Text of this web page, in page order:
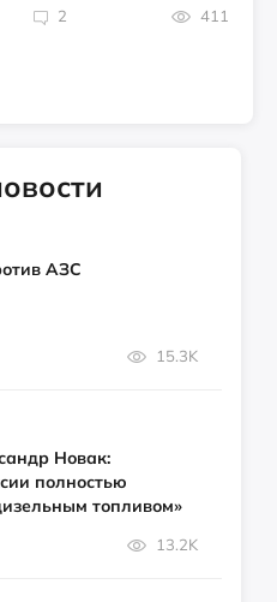
2 411
АЗС
15.3K
Новак:
полностью
топливом»
13.2K